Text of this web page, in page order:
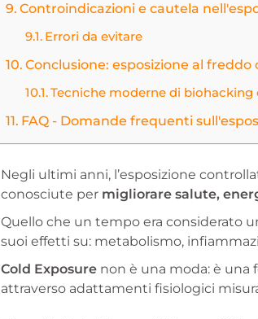
Controindicazioni e cautela
Errori da evitare
Conclusione: esposizione al
Tecniche moderne di
FAQ - Domande frequenti
Negli ultimi anni, l’esposizione
conosciute per migliorare salute,
Quello che un tempo era considerato
suoi effetti su: metabolismo,
Cold Exposure non è una moda: è una
attraverso adattamenti fisiologici